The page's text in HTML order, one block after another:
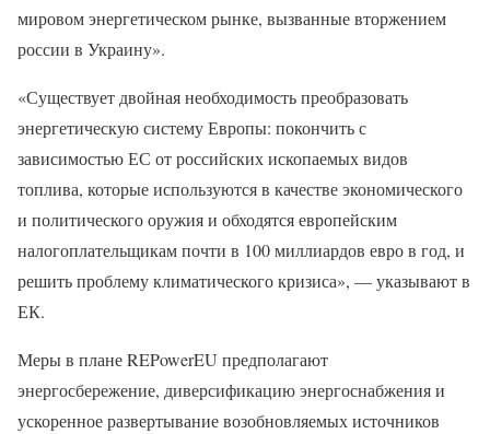
мировом энергетическом рынке, вызванные вторжением
россии в Украину».
«Существует двойная необходимость преобразовать
энергетическую систему Европы: покончить с
зависимостью ЕС от российских ископаемых видов
топлива, которые используются в качестве экономического
и политического оружия и обходятся европейским
налогоплательщикам почти в 100 миллиардов евро в год, и
решить проблему климатического кризиса», — указывают в
ЕК.
Меры в плане REPowerEU предполагают
энергосбережение, диверсификацию энергоснабжения и
ускоренное развертывание возобновляемых источников